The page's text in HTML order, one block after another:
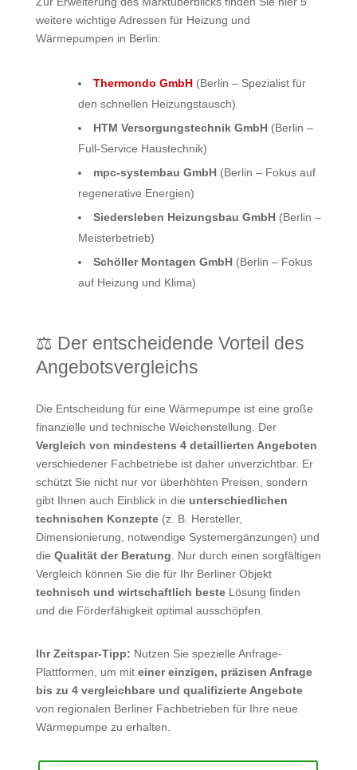
weitere wichtige Adressen für Heizung und
Wärmepumpen in Berlin:
Thermondo GmbH(Berlin – Spezialist für
den schnellen Heizungstausch)
HTM Versorgungstechnik GmbH(Berlin –
Full-Service Haustechnik)
mpc-systembau GmbH(Berlin – Fokus auf
regenerative Energien)
Siedersleben Heizungsbau GmbH(Berlin –
Meisterbetrieb)
Schöller Montagen GmbH(Berlin – Fokus
auf Heizung und Klima)
⚖️ Der entscheidende Vorteil des
Angebotsvergleichs
Die Entscheidung für eine Wärmepumpe ist eine große
finanzielle und technische Weichenstellung. Der
Vergleich von mindestens 4 detaillierten Angeboten
verschiedener Fachbetriebe ist daher unverzichtbar. Er
schützt Sie nicht nur vor überhöhten Preisen, sondern
gibt Ihnen auch Einblick in die unterschiedlichen
technischen Konzepte(z. B. Hersteller,
Dimensionierung, notwendige Systemergänzungen) und
die Qualität der Beratung . Nur durch einen sorgfältigen
Vergleich können Sie die für Ihr Berliner Objekt
technisch und wirtschaftlich besteLösung finden
und die Förderfähigkeit optimal ausschöpfen.
Ihr Zeitspar-Tipp: Nutzen Sie spezielle Anfrage-
Plattformen, um mit einer einzigen, präzisen Anfrage
bis zu 4 vergleichbare und qualifizierte Angebote
von regionalen Berliner Fachbetrieben für Ihre neue
Wärmepumpe zu erhalten.